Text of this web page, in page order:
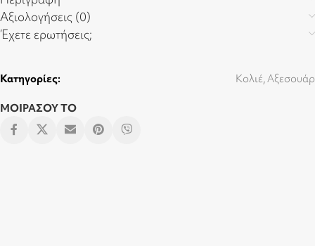
Αξιολογήσεις (0)
Έχετε ερωτήσεις;
Κατηγορίες: Κολιέ,Αξεσουάρ
ΜΟΙΡΑΣΟΥ ΤΟ